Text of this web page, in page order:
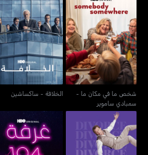
شخص ما في مكان ما -
سمبادي ساموير
شخص ما في مكان ما -
سمبادي ساموير
الخلافة - ساكساشين
الخلافة - ساكساشين